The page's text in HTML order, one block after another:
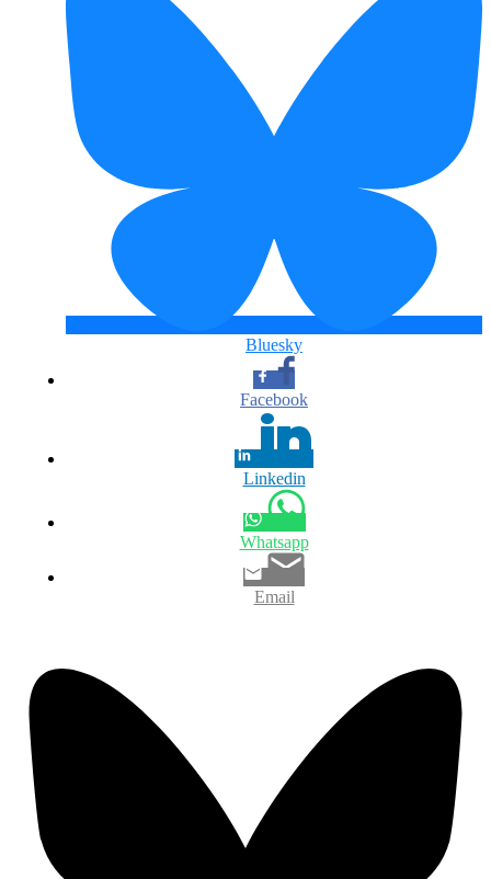
Bluesky
Facebook
Linkedin
Whatsapp
Email